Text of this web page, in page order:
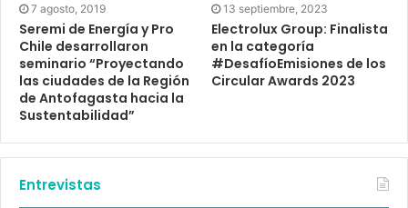
7 agosto, 2019
Seremi de Energía y Pro
Chile desarrollaron
seminario “Proyectando
las ciudades de la Región
de Antofagasta hacia la
Sustentabilidad”
13 septiembre, 2023
Electrolux Group: Finalista
en la categoría
#DesafíoEmisiones de los
Circular Awards 2023
Entrevistas